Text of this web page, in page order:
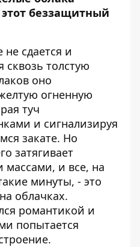
беззащитный
сдается и
сквозь толстую
оно
огненную
туч
и сигнализируя
закате. Но
затягивает
и все, на
минуты, - это
облачках.
романтикой и
попытается